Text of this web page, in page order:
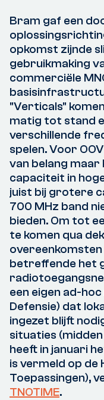
Bram gaf een
opkomst zijnde
gebruikmaking
commerciële
"Verticals"
matig tot stand
verschillende
spelen. Voor
van belang maar
capaciteit in
juist bij grotere
700 MHz band
bieden. Om tot
te komen qua
overeenkomsten
betreffende het
een eigen ad-
Defensie) dat
ingezet blijft
situaties
heeft in januari
is vermeld op de
Toepassingen),
TNOTIME.